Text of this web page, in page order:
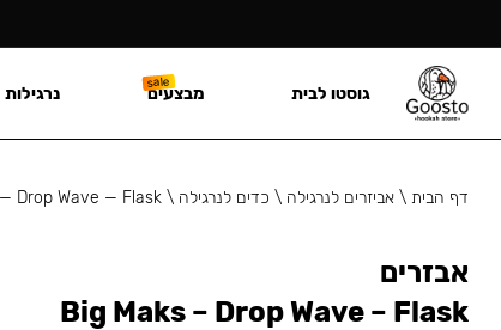
דף הבית\ אביזרים לנרגילה \ כדים לנרגילה \
Drop Wave — Flask
אבזרים
Big Maks – Drop Wave – Flask
גוסטו לבית מבצעים נרגילות